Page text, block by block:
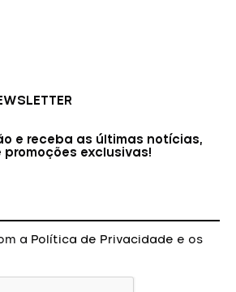
e receba as últimas notícias,
promoções exclusivas!
a Política de Privacidade e os